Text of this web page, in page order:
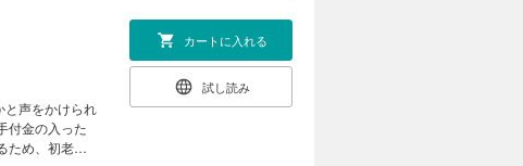
と声をかけられ
付金の入った
カートに入れる
試し読み